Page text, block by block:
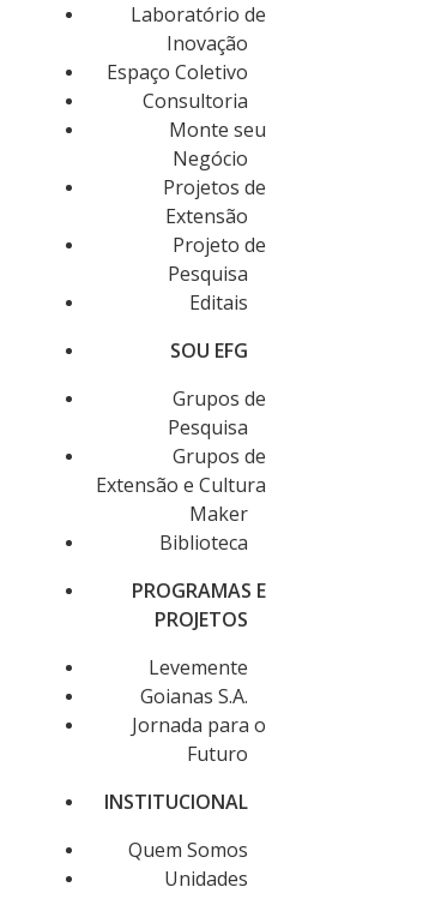
Laboratório de
Inovação
Espaço Coletivo
Consultoria
Monte seu
Negócio
Projetos de
Extensão
Projeto de
Pesquisa
Editais
SOU EFG
Grupos de
Pesquisa
Grupos de
Extensão e Cultura
Maker
Biblioteca
PROGRAMAS E
PROJETOS
Levemente
Goianas S.A.
Jornada para o
Futuro
INSTITUCIONAL
Quem Somos
Unidades